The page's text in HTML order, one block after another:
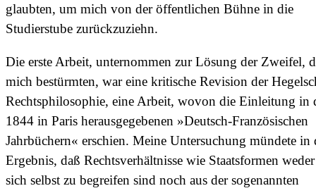
glaubten, um mich von der öffentlichen Bühne in die
Studierstube zurückzuziehn.
Die erste Arbeit, unternommen zur Lösung der Zweifel,
mich bestürmten, war eine kritische Revision der
Rechtsphilosophie, eine Arbeit, wovon die Einleitung in
1844 in Paris herausgegebenen »Deutsch-Französischen
Jahrbüchern« erschien. Meine Untersuchung mündete in
Ergebnis, daß Rechtsverhältnisse wie Staatsformen
sich selbst zu begreifen sind noch aus der sogenannten